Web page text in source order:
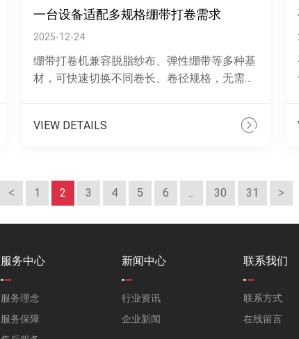
一台设备适配多规格绷带打卷需求
2025-12-24
绷带打卷机兼容脱脂纱布、弹性绷带等多种基
材，可快速切换不同卷长、卷径规格，无需更
设......
VIEW DETAILS
1 2 3 4 5 6 ... 30 31
服务中心
服务理念
服务保障
新闻中心
行业资讯
企业新闻
联系我们
联系方式
在线留言